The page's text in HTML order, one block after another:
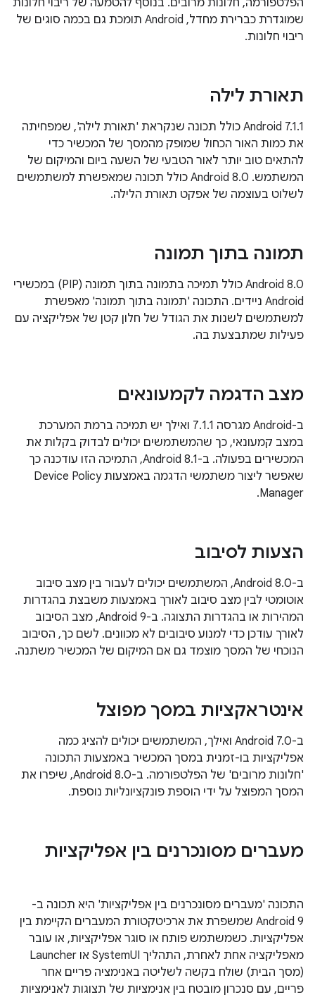
הפלטפורמה, חלונות מרובים. בנוסף להטמעה של ריבוי חלונות
שמוגדרת כברירת מחדל, Android תומכת גם בכמה סוגים של
ריבוי חלונות.
תאורת לילה
‫Android 7.1.1 כולל תכונה שנקראת 'תאורת לילה', שמפחיתה
את כמות האור הכחול שמופק מהמסך של המכשיר כדי
להתאים טוב יותר לאור הטבעי של השעה ביום והמיקום של
המשתמש. ‫Android 8.0 כולל תכונה שמאפשרת למשתמשים
לשלוט בעוצמה של אפקט תאורת הלילה.
תמונה בתוך תמונה
‫Android 8.0 כולל תמיכה בתמונה בתוך תמונה (PIP) במכשירי
Android ניידים. התכונה 'תמונה בתוך תמונה' מאפשרת
למשתמשים לשנות את הגודל של חלון קטן של אפליקציה עם
פעילות שמתבצעת בה.
מצב הדגמה לקמעונאים
ב-Android מגרסה 7.1.1 ואילך יש תמיכה ברמת המערכת
במצב קמעונאי, כך שהמשתמשים יכולים לבדוק בקלות את
המכשירים בפעולה. ב-Android 8.1, התמיכה הזו עודכנה כך
שאפשר ליצור משתמשי הדגמה באמצעות Device Policy
Manager.
הצעות לסיבוב
ב-Android 8.0, המשתמשים יכולים לעבור בין מצב סיבוב
אוטומטי לבין מצב סיבוב לאורך באמצעות משבצת בהגדרות
המהירות או בהגדרות התצוגה. ב-Android 9, מצב הסיבוב
לאורך עודכן כדי למנוע סיבובים לא מכוונים. לשם כך, הסיבוב
הנוכחי של המסך מוצמד גם אם המיקום של המכשיר משתנה.
אינטראקציות במסך מפוצל
ב-Android 7.0 ואילך, המשתמשים יכולים להציג כמה
אפליקציות בו-זמנית במסך המכשיר באמצעות התכונה
'חלונות מרובים' של הפלטפורמה. ב-Android 8.0, שיפרו את
המסך המפוצל על ידי הוספת פונקציונליות נוספת.
מעברים מסונכרנים בין אפליקציות
התכונה 'מעברים מסונכרנים בין אפליקציות' היא תכונה ב-
Android 9 שמשפרת את ארכיטקטורת המעברים הקיימת בין
אפליקציות. כשמשתמש פותח או סוגר אפליקציות, או עובר
מאפליקציה אחת לאחרת, התהליך SystemUI או Launcher
(מסך הבית) שולח בקשה לשליטה באנימציה פריים אחר
פריים, עם סנכרון מובטח בין אנימציות של תצוגות לאנימציות